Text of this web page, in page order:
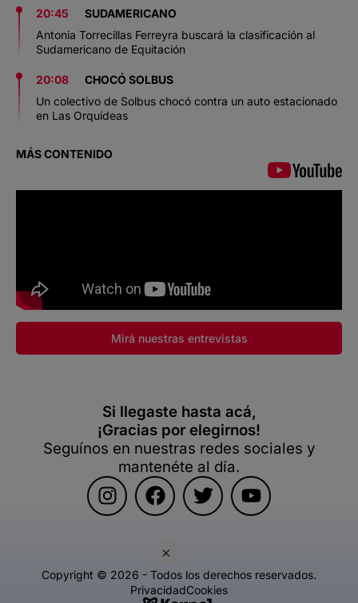
×
20:45
SUDAMERICANO
Antonia Torrecillas Ferreyra buscará la clasificación al
Sudamericano de Equitación
20:08
CHOCÓ SOLBUS
Un colectivo de Solbus chocó contra un auto estacionado
en Las Orquídeas
MÁS CONTENIDO
Mirá nuestras entrevistas
Si llegaste hasta acá,
¡Gracias por elegirnos!
Seguínos en nuestras redes sociales y
mantenéte al día.
Copyright © 2026 - Todos los derechos reservados.
PrivacidadCookies